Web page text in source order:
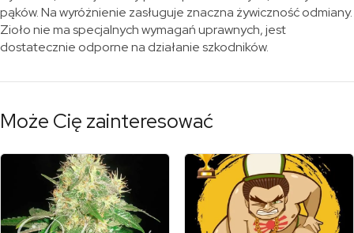
pąków. Na wyróżnienie zasługuje znaczna żywiczność odmiany.
Zioło nie ma specjalnych wymagań uprawnych, jest
dostatecznie odporne na działanie szkodników.
Może Cię zainteresować